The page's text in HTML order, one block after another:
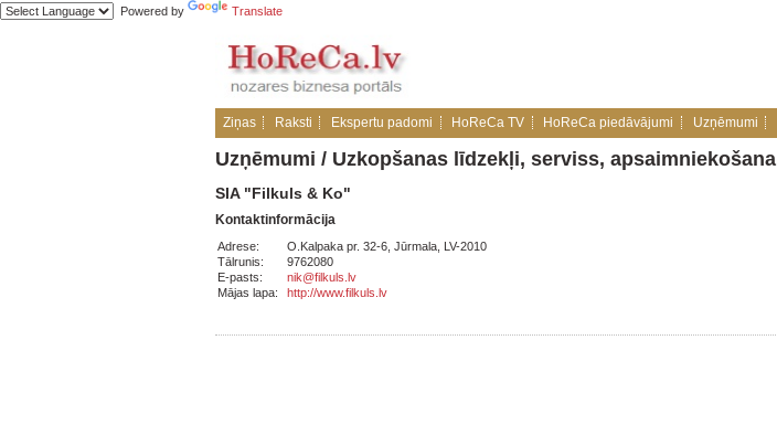
Powered by Translate
Ziņas Raksti Ekspertu padomi HoReCa TV HoReCa piedāvājumi Uzņēmumi
Uzņēmumi / Uzkopšanas līdzekļi, serviss, apsaimniekošana
SIA "Filkuls & Ko"
Kontaktinformācija
Adrese:
O.Kalpaka pr. 32-6, Jūrmala, LV-2010
Tālrunis:
9762080
E-pasts:
nik@filkuls.lv
Mājas lapa:
http://www.filkuls.lv